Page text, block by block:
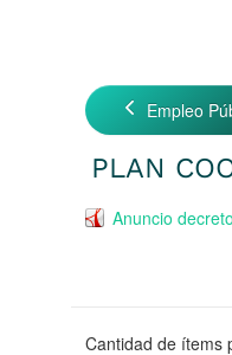
Empleo
PLAN
Anuncio decreto
Cantidad de ítems